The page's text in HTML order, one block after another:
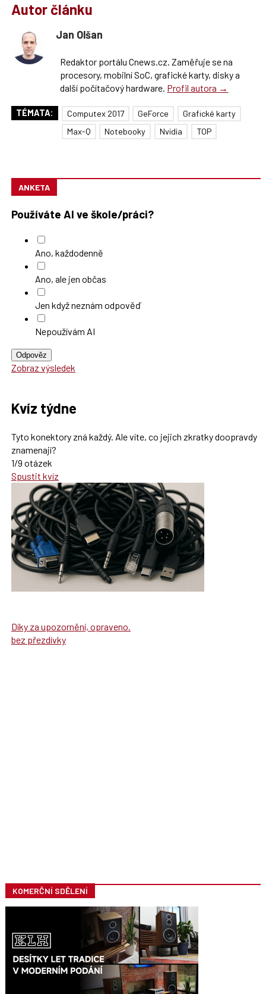
Autor článku
Jan Olšan
Redaktor portálu Cnews.cz. Zaměřuje se na
procesory, mobilní SoC, grafické karty, disky a
další počítačový hardware. Profil autora →
TÉMATA: Computex 2017 GeForce
Grafické karty
Max-Q
Notebooky Nvidia TOP
ANKETA
Používáte AI ve škole/práci?
Ano, každodenně
Ano, ale jen občas
Jen když neznám odpověď
Nepoužívám AI
Odpověz
Zobraz výsledek
Kvíz týdne
Tyto konektory zná každý. Ale víte, co jejich zkratky doopravdy
znamenají?
1/9 otázek
Spustit kvíz
Díky za upozornění, opraveno.
bez přezdívky
KOMERČNÍ SDĚLENÍ